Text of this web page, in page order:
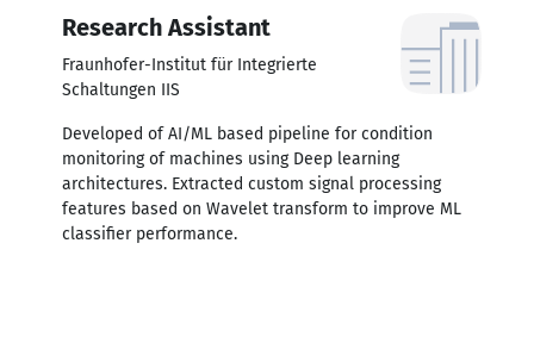
Research Assistant
Fraunhofer-Institut für Integrierte
Schaltungen IIS
Developed of AI/ML based pipeline for condition
monitoring of machines using Deep learning
architectures. Extracted custom signal processing
features based on Wavelet transform to improve ML
classifier performance.